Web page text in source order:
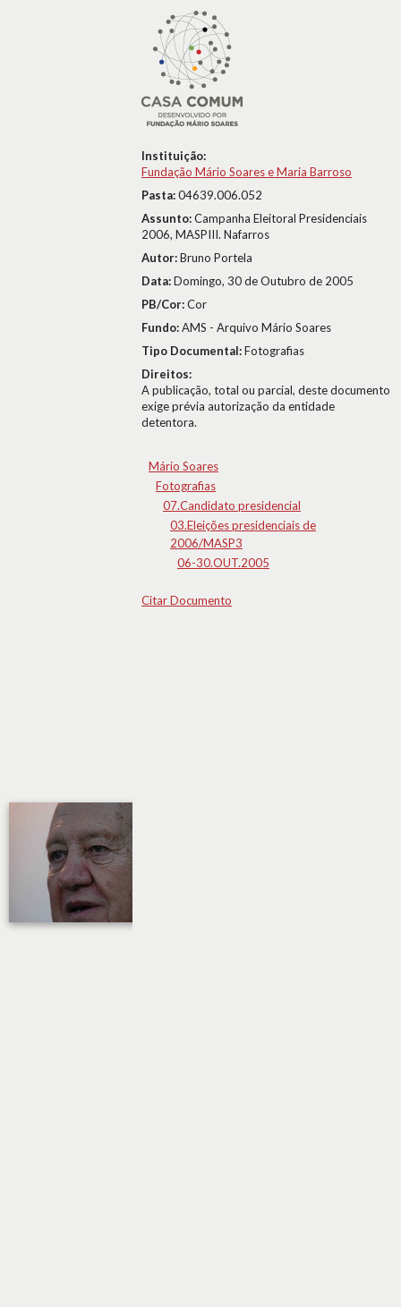
Instituição:
Fundação Mário Soares e Maria Barroso
Pasta:04639.006.052
Assunto:Campanha Eleitoral Presidenciais
2006, MASPIII. Nafarros
Autor:Bruno Portela
Data:Domingo, 30 de Outubro de 2005
PB/Cor:Cor
Fundo:AMS - Arquivo Mário Soares
Tipo Documental:Fotografias
Direitos:
A publicação, total ou parcial, deste documento
exige prévia autorização da entidade
detentora.
Mário Soares
Fotografias
07.Candidato presidencial
03.Eleições presidenciais de
2006/MASP3
06-30.OUT.2005
Citar Documento